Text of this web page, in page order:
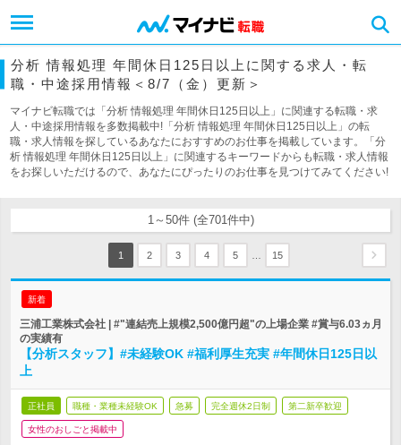
分析 情報処理 年間休日125日以上に関する求人・転
職・中途採用情報＜8/7（金）更新＞
マイナビ転職では「分析 情報処理 年間休日125日以上」に関連する転職・求
人・中途採用情報を多数掲載中!「分析 情報処理 年間休日125日以上」の転
職・求人情報を探しているあなたにおすすめのお仕事を掲載しています。「分
析 情報処理 年間休日125日以上」に関連するキーワードからも転職・求人情報
をお探しいただけるので、あなたにぴったりのお仕事を見つけてみてください!
1～50件 (全701件中)
1 2 3 4 5 15
新着
三浦工業株式会社 | #"連結売上規模2,500億円超"の上場企業 #賞与6.03ヵ月
の実績有
【分析スタッフ】#未経験OK #福利厚生充実 #年間休日125日以
上
正社員 職種・業種未経験OK 急募 完全週休2日制 第二新卒歓迎
女性のおしごと掲載中